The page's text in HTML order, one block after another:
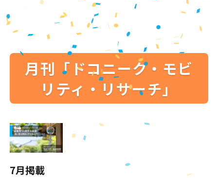
月刊「ドコニーク・モビ
リティ・リサーチ」
7月掲載